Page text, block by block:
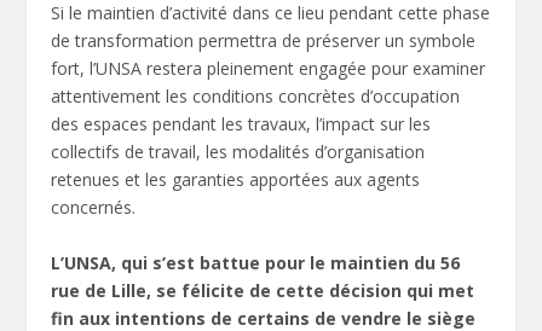
Si le maintien d’activité dans ce lieu pendant cette phase
de transformation permettra de préserver un symbole
fort, l’UNSA restera pleinement engagée pour examiner
attentivement les conditions concrètes d’occupation
des espaces pendant les travaux, l’impact sur les
collectifs de travail, les modalités d’organisation
retenues et les garanties apportées aux agents
concernés.
L’UNSA, qui s’est battue pour le maintien du 56
rue de Lille, se félicite de cette décision qui met
fin aux intentions de certains de vendre le siège